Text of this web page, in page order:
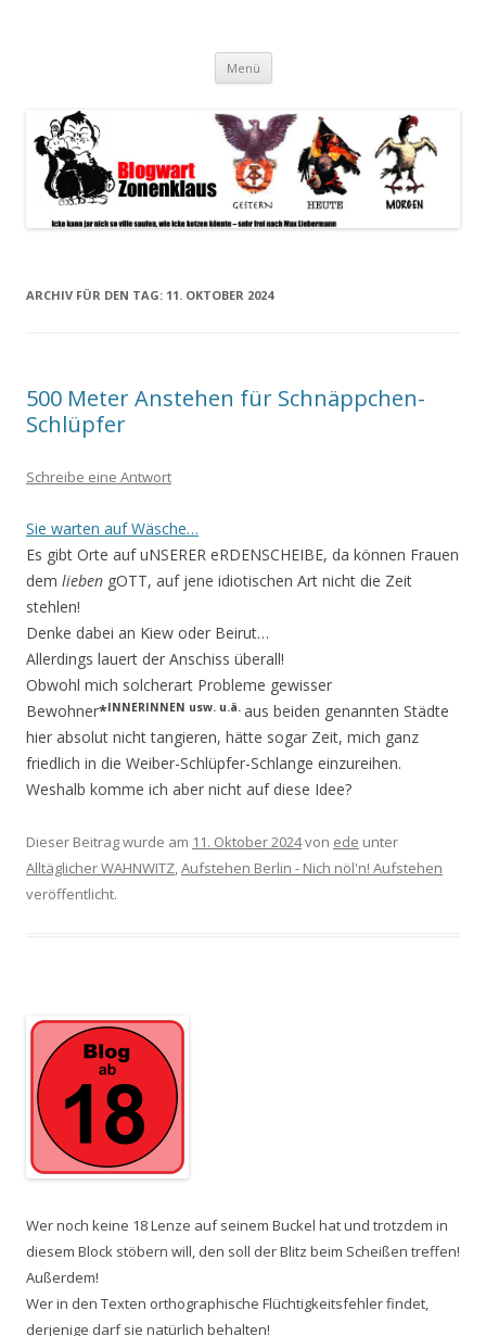
spiegeln im wesentlichen den Gesundheitszustand dieser unserer
Menü Zum
springen
ARCHIV FÜR DEN TAG: 11. OKTOBER 2024
500 Meter Anstehen für Schnäppchen-
Schlüpfer
Schreibe eine Antwort
Sie warten auf Wäsche…
Es gibt Orte auf uNSERER eRDENSCHEIBE, da können Frauen
dem lieben gOTT, auf jene idiotischen Art nicht die Zeit
stehlen!
Denke dabei an Kiew oder Beirut…
Allerdings lauert der Anschiss überall!
Obwohl mich solcherart Probleme gewisser
Bewohner*INNERINNEN usw. u.ä. aus beiden genannten Städte
hier absolut nicht tangieren, hätte sogar Zeit, mich ganz
friedlich in die Weiber-Schlüpfer-Schlange ein­zu­reihen.
Weshalb komme ich aber nicht auf diese Idee?
Dieser Beitrag wurde am 11. Oktober 2024von ede unter
Alltäglicher WAHNWITZ,Aufstehen Berlin - Nich nöl'n! Aufstehen
veröffentlicht.
Wer noch keine 18 Lenze auf seinem Buckel hat und trotzdem in
diesem Block stöbern will, den soll der Blitz beim Scheißen treffen!
Außerdem!
Wer in den Texten orthographische Flüchtigkeitsfehler findet,
derjenige darf sie natürlich behalten!